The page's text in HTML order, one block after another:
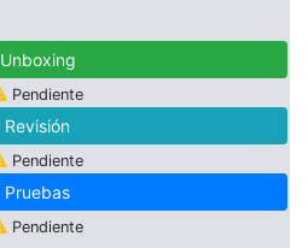
Unboxing
Pendiente
Revisión
Pendiente
Pruebas
Pendiente